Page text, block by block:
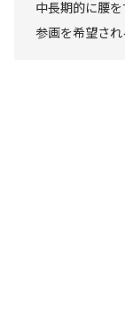
中長期的に腰を
参画を希望され